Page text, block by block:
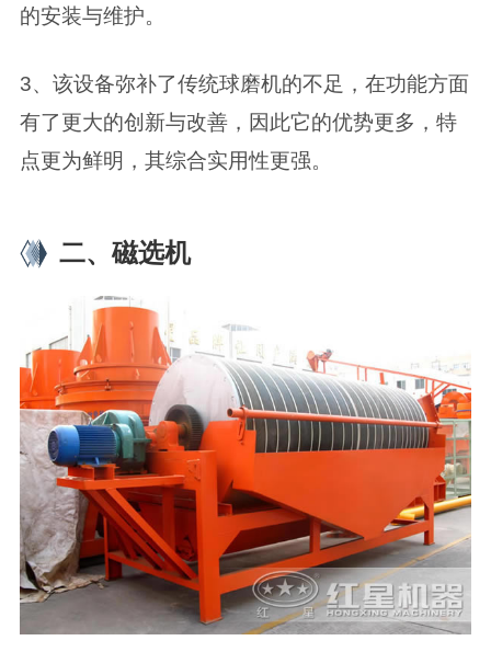
的安装与维护。
3、该设备弥补了传统球磨机的不足，在功能方面
有了更大的创新与改善，因此它的优势更多，特
点更为鲜明，其综合实用性更强。
二、磁选机